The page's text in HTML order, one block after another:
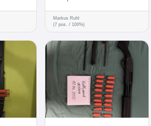
Markus Ruhl
(7 pos. / 100%)